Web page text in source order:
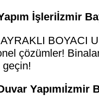
İşleriİzmir
BOYACI
çözümler!
geçin!
Yapımıİzmir